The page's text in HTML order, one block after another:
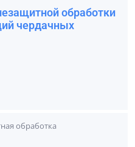
обработки
чердачных
обработка